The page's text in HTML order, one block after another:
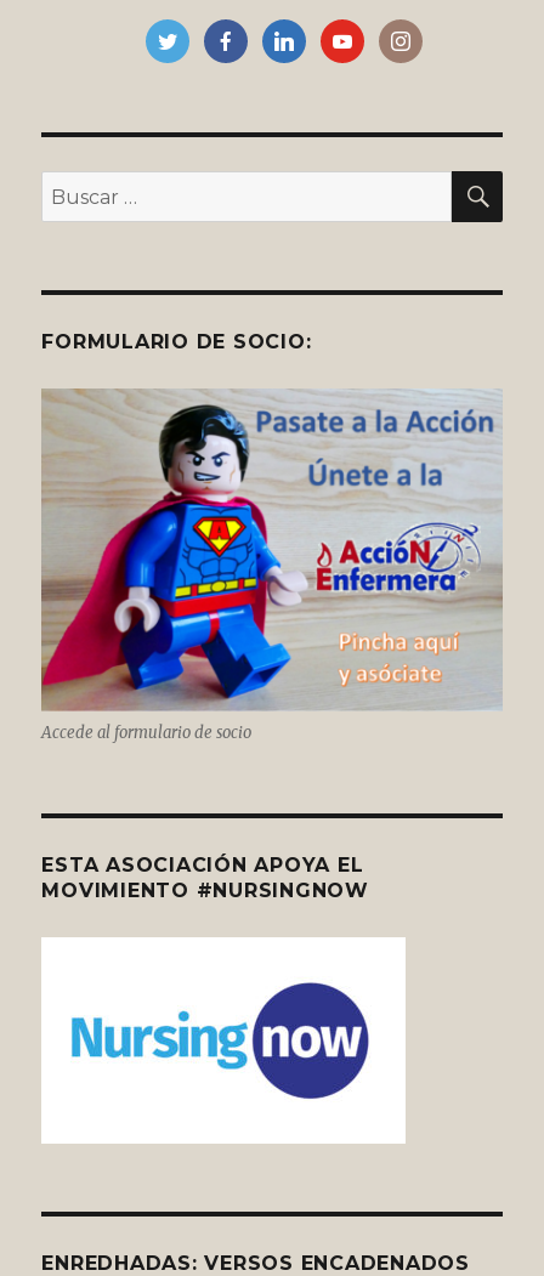
Buscar
por:
FORMULARIO DE SOCIO:
Accede al formulario de socio
ESTA ASOCIACIÓN APOYA EL
MOVIMIENTO #NURSINGNOW
ENREDHADAS: VERSOS ENCADENADOS